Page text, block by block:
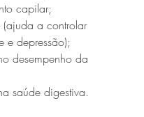
capilar;
(ajuda a controlar
e depressão);
desempenho da
saúde digestiva.